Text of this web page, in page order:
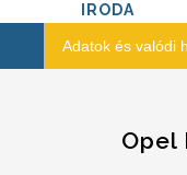
IRODA
Adatok és valódi
Opel